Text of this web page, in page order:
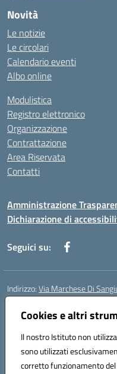
Cookies e altri
Il nostro Istituto non
sono utilizzati
corretto funzionamento
Novità
Le notizie
Le circolari
Calendario eventi
Albo online
Modulistica
Registro elettronico
Organizzazione
Contrattazione
Area Riservata
Contatti
Amministrazione
Dichiarazione di
Seguici su:
Indirizzo:Via Marchese Di
Centralino:
Posta elettronica certificata
Codice fiscale: 81001970870
Codice meccanografico:
Codice Indice delle Pubbliche